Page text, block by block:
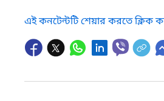
এই কনটেন্টটি শেয়ার করতে ক্লিক